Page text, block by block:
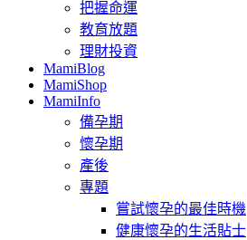
把握命運
教育放題
理財投資
MamiBlog
MamiShop
MamiInfo
備孕期
懷孕期
產後
專題
嘗試懷孕的最佳時機
健康懷孕的生活貼士